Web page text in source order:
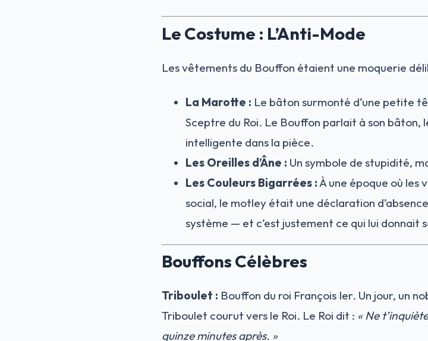
Le Costume : L’Anti-Mode
Les vêtements du Bouffon étaient une moquerie
La Marotte : Le bâton surmonté d’une petite
Sceptre du Roi. Le Bouffon parlait à son bâton,
intelligente dans la pièce.
Les Oreilles d’Âne : Un symbole de stupidité,
Les Couleurs Bigarrées : À une époque où les
social, le motley était une déclaration
système — et c’est justement ce qui lui donnait
Bouffons Célèbres
Triboulet : Bouffon du roi François Ier. Un jour, un
Triboulet courut vers le Roi. Le Roi dit : « Ne
quinze minutes après. »